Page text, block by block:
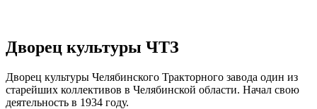
Дворец культуры ЧТЗ
Дворец культуры Челябинского Тракторного завода один из
старейших коллективов в Челябинской области. Начал свою
деятельность в 1934 году.